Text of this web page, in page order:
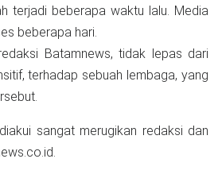
terjadi beberapa waktu lalu. Media
beberapa hari.
Batamnews, tidak lepas dari
terhadap sebuah lembaga, yang
sangat merugikan redaksi dan